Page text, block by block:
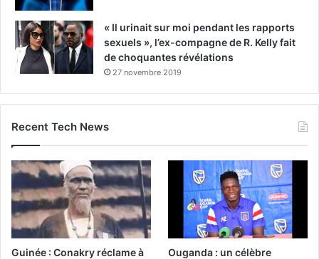
« Il urinait sur moi pendant les rapports
sexuels », l’ex-compagne de R. Kelly fait
de choquantes révélations
27 novembre 2019
Recent Tech News
Guinée : Conakry réclame à
Ouganda : un célèbre